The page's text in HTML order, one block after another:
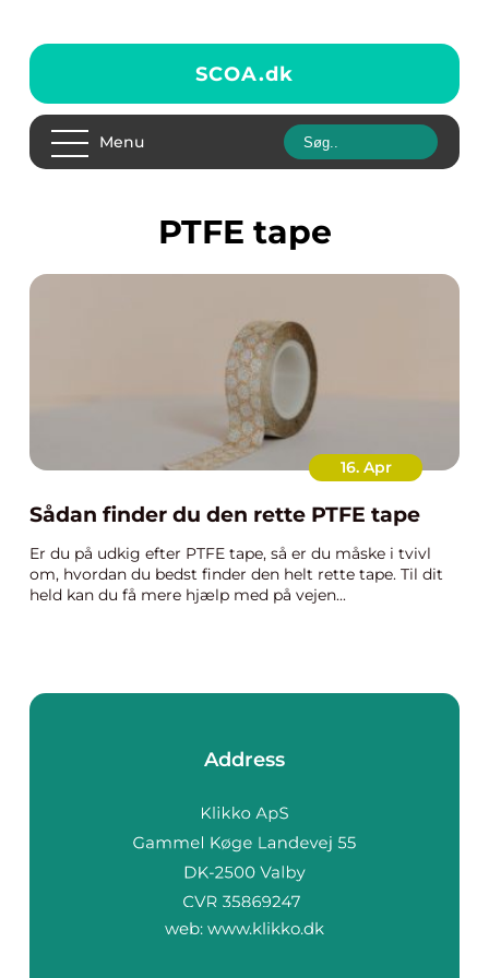
SCOA.dk
Menu
PTFE tape
16. Apr
Sådan finder du den rette PTFE tape
Er du på udkig efter PTFE tape, så er du måske i tvivl
om, hvordan du bedst finder den helt rette tape. Til dit
held kan du få mere hjælp med på vejen...
Address
web: www.klikko.dk